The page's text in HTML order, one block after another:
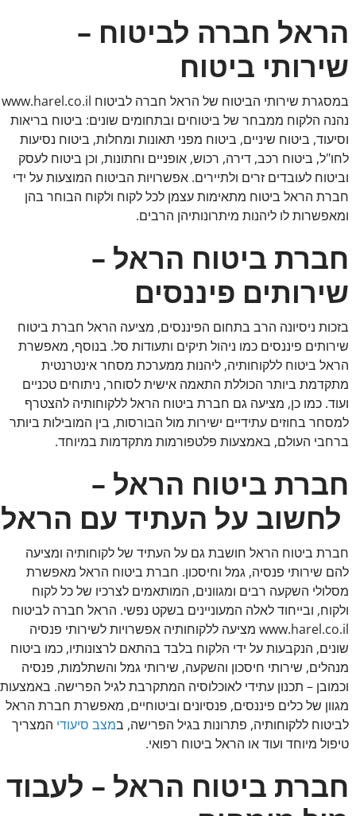
הראל חברה לביטוח –
שירותי ביטוח
במסגרת שירותי הביטוח של הראל חברה לביטוח www.harel.co.il
נהנה הלקוח ממבחר של ביטוחים ובתחומים שונים: ביטוח בריאות
וסיעוד, ביטוח שיניים, ביטוח מפני תאונות ומחלות, ביטוח נסיעות
לחו"ל, ביטוח רכב, דירה, רכוש, אופניים וחתונות, וכן ביטוח לעסק
וביטוח לעובדים זרים ולתיירים. אפשרויות הביטוח המוצעות על ידי
חברת הראל ביטוח מתאימות עצמן לכל לקוח ולקוח הבוחר בהן
ומאפשרות לו ליהנות מיתרונותיהן הרבים.
חברת ביטוח הראל –
שירותים פיננסים
בזכות ניסיונה הרב בתחום הפיננסים, מציעה הראל חברת ביטוח
שירותים פיננסים כמו ניהול תיקים ותעודות סל. בנוסף, מאפשרת
הראל ביטוח ללקוחותיה, ליהנות ממערכת מסחר אינטרנטית
מתקדמת ביותר הכוללת התאמה אישית לסוחר, ניתוחים טכניים
ועוד. כמו כן, מציעה גם חברת ביטוח הראל ללקוחותיה להצטרף
למסחר בחוזים עתידיים ישירות מול הבורסות, בין המובילות ביותר
ברחבי העולם, באמצעות פלטפורמות מתקדמות במיוחד.
חברת ביטוח הראל –
לחשוב על העתיד עם הראל
חברת ביטוח הראל חושבת גם על העתיד של לקוחותיה ומציעה
להם שירותי פנסיה, גמל וחיסכון. חברת ביטוח הראל מאפשרת
מסלולי השקעה רבים ומגוונים, המותאמים לצרכיו של כל לקוח
ולקוח, ובייחוד לאלה המעוניינים בשקט נפשי. הראל חברה לביטוח
www.harel.co.il מציעה ללקוחותיה אפשרויות לשירותי פנסיה
שונים, הנקבעות על ידי הלקוח בלבד בהתאם לרצונותיו, כמו ביטוח
מנהלים, שירותי חיסכון והשקעה, שירותי גמל והשתלמות, פנסיה
וכמובן – תכנון עתידי לאוכלוסיה המתקרבת לגיל הפרישה. באמצעות
מגוון של כלים פיננסים, פנסיונים וביטוחיים, מאפשרת חברת הראל
לביטוח ללקוחותיה, פתרונות בגיל הפרישה, במצב סיעודי המצריך
טיפול מיוחד ועוד או הראל ביטוח רפואי.
חברת ביטוח הראל – לעבוד